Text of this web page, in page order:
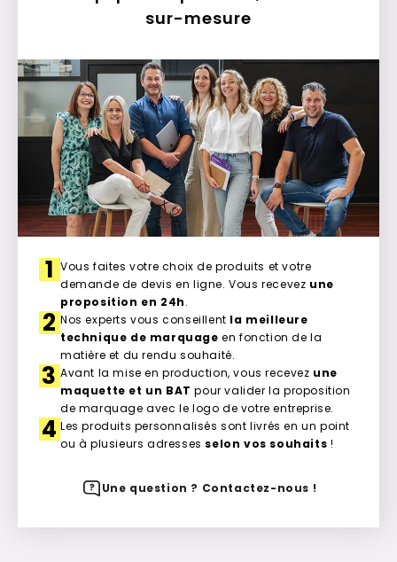
sur-mesure
1 Vous faites votre choix de produits et votre
demande de devis en ligne. Vous recevez une
proposition en 24h.
2 Nos experts vous conseillent la meilleure
technique de marquage en fonction de la
matière et du rendu souhaité.
3Avant la mise en production, vous recevez une
maquette et un BAT pour valider la proposition
de marquage avec le logo de votre entreprise.
4Les produits personnalisés sont livrés en un point
ou à plusieurs adresses selon vos souhaits !
Une question ? Contactez-nous !